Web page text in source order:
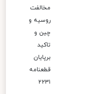
مخالفت
روسیه و
چین و
تاکید
برپایان
قطعنامه
۲۲۳۱